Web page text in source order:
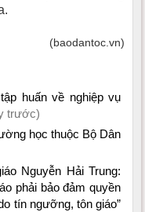
(baodantoc.vn)
huấn về nghiệp vụ
trước)
học thuộc Bộ Dân
Nguyễn Hải Trung:
phải bảo đảm quyền
tín ngưỡng, tôn giáo”